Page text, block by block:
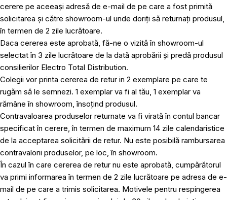
cerere pe aceeași adresă de e-mail de pe care a fost primită
solicitarea și către showroom-ul unde doriți să returnați produsul,
în termen de 2 zile lucrătoare.
Daca cererea este aprobată, fă-ne o vizită în showroom-ul
selectat în 3 zile lucrătoare de la dată aprobării și predă produsul
consilierilor Electro Total Distribution.
Colegii vor printa cererea de retur in 2 exemplare pe care te
rugăm să le semnezi. 1 exemplar va fi al tău, 1 exemplar va
rămâne în showroom, însoțind produsul.
Contravaloarea produselor returnate va fi virată în contul bancar
specificat în cerere, în termen de maximum 14 zile calendaristice
de la acceptarea solicitării de retur. Nu este posibilă rambursarea
contravalorii produselor, pe loc, în showroom.
În cazul în care cererea de retur nu este aprobată, cumpărătorul
va primi informarea în termen de 2 zile lucrătoare pe adresa de e-
mail de pe care a trimis solicitarea. Motivele pentru respingerea